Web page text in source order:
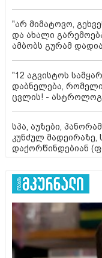
"არ მიმატოვო,
და ახალი
ამბობს გურამ
"12 აგვისტოს
დაბნელება,
ცვლის! -
სპა, აუზები,
კუნძულ
დაქორწინდებიან